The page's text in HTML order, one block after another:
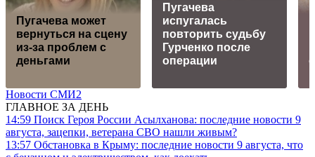
Пугачева может
вернуться на сцену
из-за проблем с
деньгами
Пугачева
испугалась
повторить судьбу
Гурченко после
операции
Новости СМИ2
ГЛАВНОЕ ЗА ДЕНЬ
14:59 Поиск Героя России Асылханова: последние новости 9
августа, зацепки, ветерана СВО нашли живым?
13:57 Обстановка в Крыму: последние новости 9 августа, что